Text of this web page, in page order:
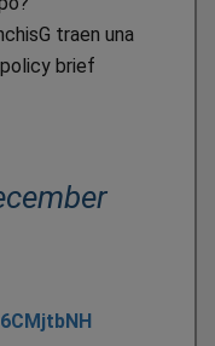
traen una
brief